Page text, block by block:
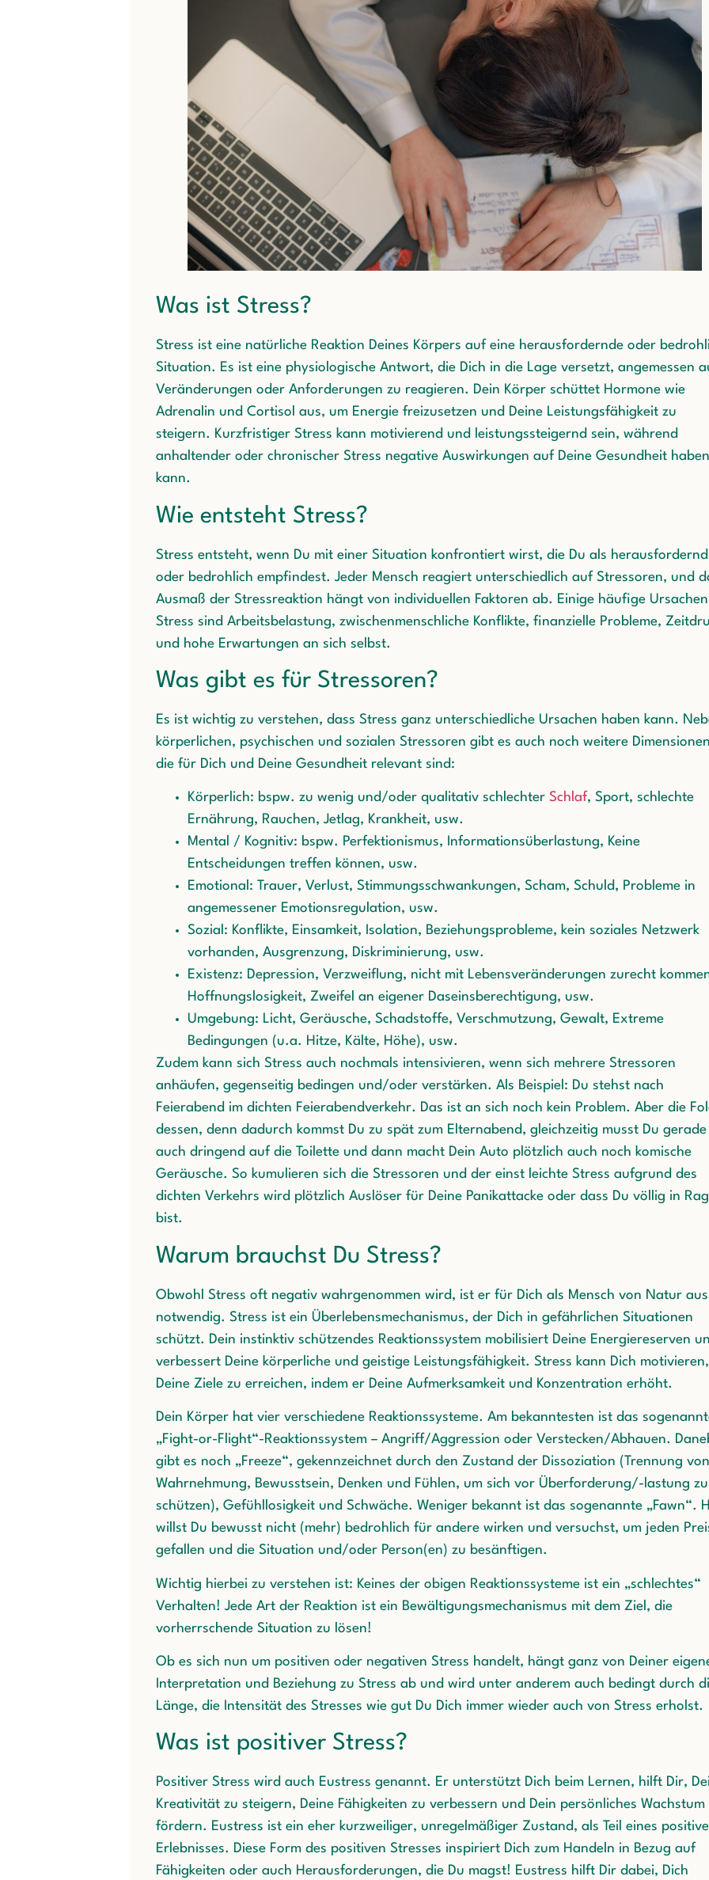
Was ist Stress?
Stress ist eine natürliche Reaktion Deines Körpers auf eine herausfordernde oder
Situation. Es ist eine physiologische Antwort, die Dich in die Lage versetzt, angemessen
Veränderungen oder Anforderungen zu reagieren. Dein Körper schüttet Hormone wie
Adrenalin und Cortisol aus, um Energie freizusetzen und Deine Leistungsfähigkeit zu
steigern. Kurzfristiger Stress kann motivierend und leistungssteigernd sein, während
anhaltender oder chronischer Stress negative Auswirkungen auf Deine Gesundheit haben
kann.
Wie entsteht Stress?
Stress entsteht, wenn Du mit einer Situation konfrontiert wirst, die Du als herausfordernd
oder bedrohlich empfindest. Jeder Mensch reagiert unterschiedlich auf Stressoren, und
Ausmaß der Stressreaktion hängt von individuellen Faktoren ab. Einige häufige
Stress sind Arbeitsbelastung, zwischenmenschliche Konflikte, finanzielle Probleme,
und hohe Erwartungen an sich selbst.
Was gibt es für Stressoren?
Es ist wichtig zu verstehen, dass Stress ganz unterschiedliche Ursachen haben kann.
körperlichen, psychischen und sozialen Stressoren gibt es auch noch weitere
die für Dich und Deine Gesundheit relevant sind:
Körperlich: bspw. zu wenig und/oder qualitativ schlechter Schlaf, Sport, schlechte
Ernährung, Rauchen, Jetlag, Krankheit, usw.
Mental / Kognitiv: bspw. Perfektionismus, Informationsüberlastung, Keine
Entscheidungen treffen können, usw.
Emotional: Trauer, Verlust, Stimmungsschwankungen, Scham, Schuld, Probleme in
angemessener Emotionsregulation, usw.
Sozial: Konflikte, Einsamkeit, Isolation, Beziehungsprobleme, kein soziales Netzwerk
vorhanden, Ausgrenzung, Diskriminierung, usw.
Existenz: Depression, Verzweiflung, nicht mit Lebensveränderungen zurecht
Hoffnungslosigkeit, Zweifel an eigener Daseinsberechtigung, usw.
Umgebung: Licht, Geräusche, Schadstoffe, Verschmutzung, Gewalt, Extreme
Bedingungen (u.a. Hitze, Kälte, Höhe), usw.
Zudem kann sich Stress auch nochmals intensivieren, wenn sich mehrere Stressoren
anhäufen, gegenseitig bedingen und/oder verstärken. Als Beispiel: Du stehst nach
Feierabend im dichten Feierabendverkehr. Das ist an sich noch kein Problem. Aber die
dessen, denn dadurch kommst Du zu spät zum Elternabend, gleichzeitig musst Du gerade
auch dringend auf die Toilette und dann macht Dein Auto plötzlich auch noch komische
Geräusche. So kumulieren sich die Stressoren und der einst leichte Stress aufgrund des
dichten Verkehrs wird plötzlich Auslöser für Deine Panikattacke oder dass Du völlig in
bist.
Warum brauchst Du Stress?
Obwohl Stress oft negativ wahrgenommen wird, ist er für Dich als Mensch von Natur aus
notwendig. Stress ist ein Überlebensmechanismus, der Dich in gefährlichen Situationen
schützt. Dein instinktiv schützendes Reaktionssystem mobilisiert Deine Energiereserven
verbessert Deine körperliche und geistige Leistungsfähigkeit. Stress kann Dich motivieren,
Deine Ziele zu erreichen, indem er Deine Aufmerksamkeit und Konzentration erhöht.
Dein Körper hat vier verschiedene Reaktionssysteme. Am bekanntesten ist das
„Fight-or-Flight“-Reaktionssystem – Angriff/Aggression oder Verstecken/Abhauen.
gibt es noch „Freeze“, gekennzeichnet durch den Zustand der Dissoziation (Trennung von
Wahrnehmung, Bewusstsein, Denken und Fühlen, um sich vor Überforderung/-lastung zu
schützen), Gefühllosigkeit und Schwäche. Weniger bekannt ist das sogenannte „Fawn“.
willst Du bewusst nicht (mehr) bedrohlich für andere wirken und versuchst, um jeden
gefallen und die Situation und/oder Person(en) zu besänftigen.
Wichtig hierbei zu verstehen ist: Keines der obigen Reaktionssysteme ist ein „schlechtes“
Verhalten! Jede Art der Reaktion ist ein Bewältigungsmechanismus mit dem Ziel, die
vorherrschende Situation zu lösen!
Ob es sich nun um positiven oder negativen Stress handelt, hängt ganz von Deiner
Interpretation und Beziehung zu Stress ab und wird unter anderem auch bedingt durch
Länge, die Intensität des Stresses wie gut Du Dich immer wieder auch von Stress erholst.
Was ist positiver Stress?
Positiver Stress wird auch Eustress genannt. Er unterstützt Dich beim Lernen, hilft Dir,
Kreativität zu steigern, Deine Fähigkeiten zu verbessern und Dein persönliches Wachstum
fördern. Eustress ist ein eher kurzweiliger, unregelmäßiger Zustand, als Teil eines
Erlebnisses. Diese Form des positiven Stresses inspiriert Dich zum Handeln in Bezug auf
Fähigkeiten oder auch Herausforderungen, die Du magst! Eustress hilft Dir dabei, Dich